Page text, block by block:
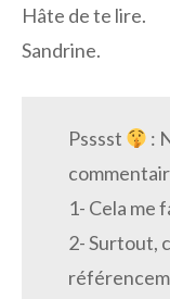
Hâte de te lire.
Sandrine.
Psssst
:
1- Cela me
2- Surtout,